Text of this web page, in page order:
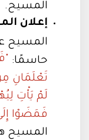
المسيح.
إعلان
المسيح
حاسمًا:
تَعْلَمَانِ
لَمْ يَأْتِ
فَمَضَوْا إِلَى
المسيح